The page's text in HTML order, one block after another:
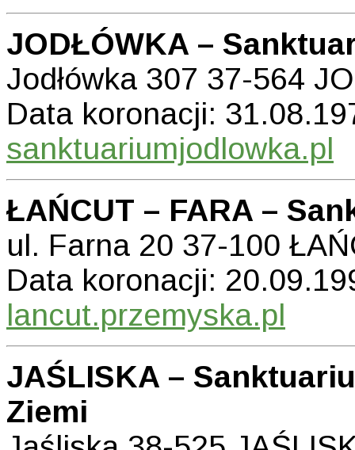
JODŁÓWKA –
Jodłówka 307 37-564
Data koronacji:
sanktuariumjodlowka.pl
ŁAŃCUT – FARA –
ul. Farna 20 37-100
Data koronacji:
lancut.przemyska.pl
JAŚLISKA –
Ziemi